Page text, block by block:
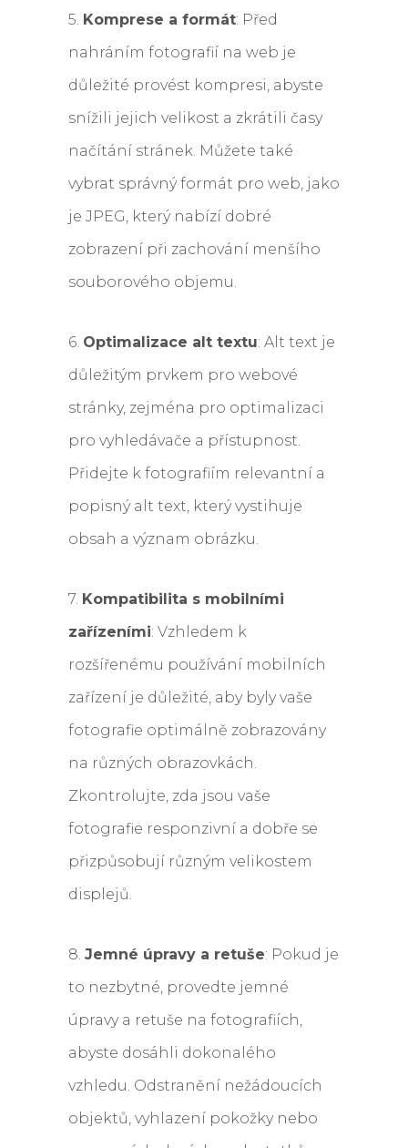
5. Komprese a formát: Před
nahráním fotografií na web je
důležité provést kompresi, abyste
snížili jejich velikost a zkrátili časy
načítání stránek. Můžete také
vybrat správný formát pro web, jako
je JPEG, který nabízí dobré
zobrazení při zachování menšího
souborového objemu.
6. Optimalizace alt textu: Alt text je
důležitým prvkem pro webové
stránky, zejména pro optimalizaci
pro vyhledávače a přístupnost.
Přidejte k fotografiím relevantní a
popisný alt text, který vystihuje
obsah a význam obrázku.
7. Kompatibilita s mobilními
zařízeními: Vzhledem k
rozšířenému používání mobilních
zařízení je důležité, aby byly vaše
fotografie optimálně zobrazovány
na různých obrazovkách.
Zkontrolujte, zda jsou vaše
fotografie responzivní a dobře se
přizpůsobují různým velikostem
displejů.
8. Jemné úpravy a retuše: Pokud je
to nezbytné, provedte jemné
úpravy a retuše na fotografiích,
abyste dosáhli dokonalého
vzhledu. Odstranění nežádoucích
objektů, vyhlazení pokožky nebo